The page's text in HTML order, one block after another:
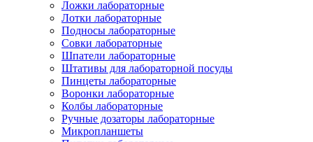
Ложки лабораторные
Лотки лабораторные
Подносы лабораторные
Совки лабораторные
Шпатели лабораторные
Штативы для лабораторной посуды
Пинцеты лабораторные
Воронки лабораторные
Колбы лабораторные
Ручные дозаторы лабораторные
Микропланшеты